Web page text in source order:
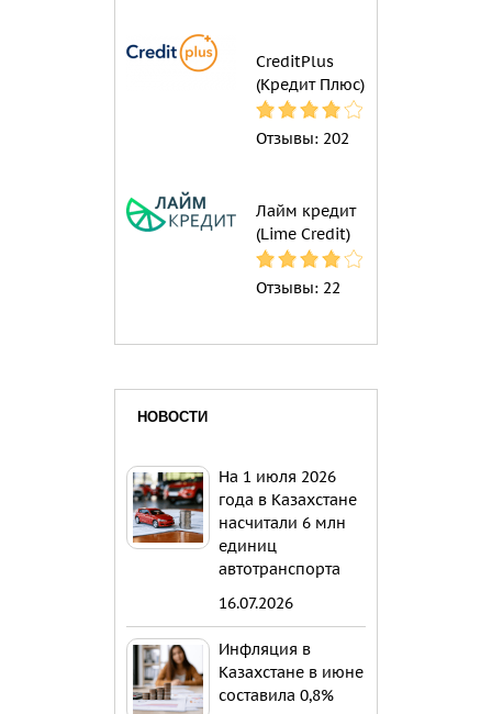
CreditPlus
(Кредит Плюс)
Отзывы: 202
Лайм кредит
(Lime Credit)
Отзывы: 22
НОВОСТИ
На 1 июля 2026
года в Казахстане
насчитали 6 млн
единиц
автотранспорта
16.07.2026
Инфляция в
Казахстане в июне
составила 0,8%